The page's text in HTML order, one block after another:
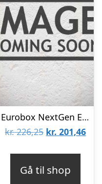
Eurobox NextGen Economy 600x400x320 mm med lukkede greb
kr.226,25 Den
kr. 201,46Den
Gå til shop